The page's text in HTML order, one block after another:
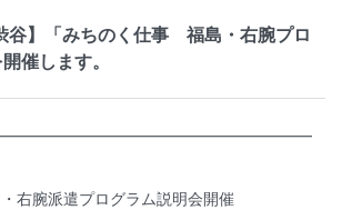
谷】「みちのく仕事 福島・右腕プロ
催します。
右腕派遣プログラム説明会開催